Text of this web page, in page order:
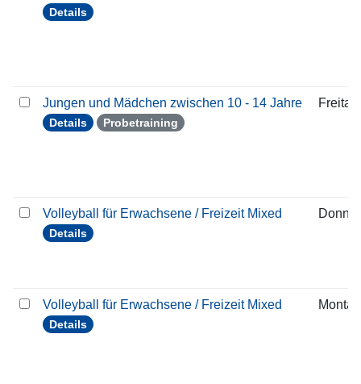
Details
Jungen und Mädchen zwischen 10 - 14 Jahre
Details Probetraining
Freitag
Volleyball für Erwachsene / Freizeit Mixed
Details
Volleyball für Erwachsene / Freizeit Mixed
Details
Montag